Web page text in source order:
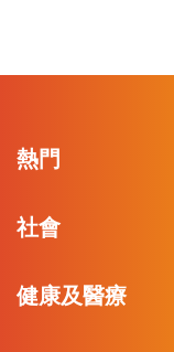
熱門
社會
健康及醫療